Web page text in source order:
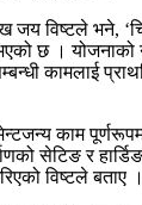
जय विष्टले भने,
छ । योजनाको
कामलाई
काम
सेटिङ र
विष्टले बताए ।